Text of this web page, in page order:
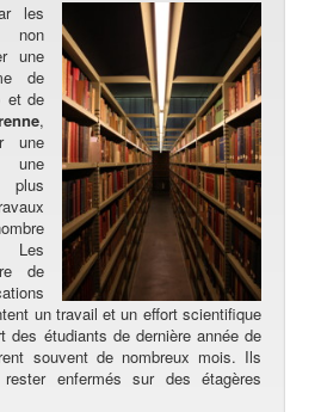
les
non
une
de
et de
,
une
plus
Les
de
un travail et un effort scientifique
des étudiants de dernière année de
souvent de nombreux mois. Ils
enfermés sur des étagères